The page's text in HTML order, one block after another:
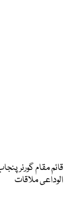
قائم مقام گورنر
الوداعی ملاقات